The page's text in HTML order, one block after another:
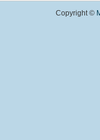
Copyright ©